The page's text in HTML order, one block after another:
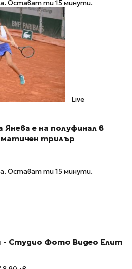
Остават ти 15 минути.
Live
е на полуфинал в
трилър
Остават ти 15 минути.
- Студио Фото Видео Елит